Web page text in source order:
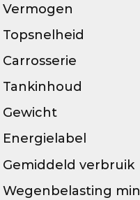
Vermogen
Topsnelheid
Carrosserie
Tankinhoud
Gewicht
Energielabel
Gemiddeld verbruik
Wegenbelasting min